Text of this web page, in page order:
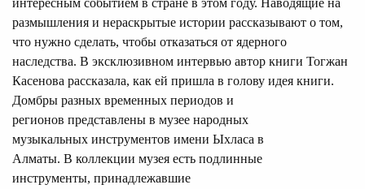
размышления и нераскрытые истории рассказывают о том,
что нужно сделать, чтобы отказаться от ядерного
наследства. В эксклюзивном интервью автор книги Тогжан
Касенова рассказала, как ей пришла в голову идея книги.
Домбры разных временных периодов и
регионов представлены в музее народных
музыкальных инструментов имени Ыхласа в
Алматы. В коллекции музея есть подлинные
инструменты, принадлежавшие